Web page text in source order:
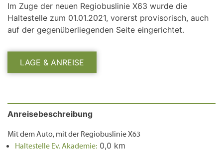
Im Zuge der neuen Regiobuslinie X63 wurde die
Haltestelle zum 01.01.2021, vorerst provisorisch, auch
auf der gegenüberliegenden Seite eingerichtet.
LAGE & ANREISE
Anreisebeschreibung
Mit dem Auto, mit der Regiobuslinie X63
Haltestelle Ev. Akademie: 0,0 km